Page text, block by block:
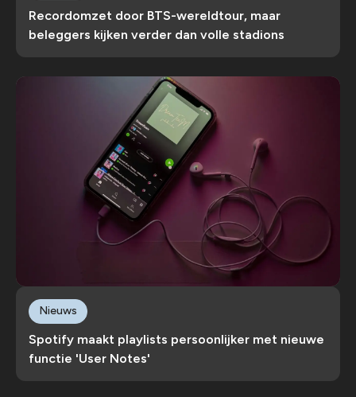
Recordomzet door BTS-wereldtour, maar
beleggers kijken verder dan volle stadions
Spotify maakt playlists persoonlijker met nieuwe
functie 'User Notes'
Nieuws